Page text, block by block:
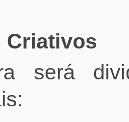
Criativos
será